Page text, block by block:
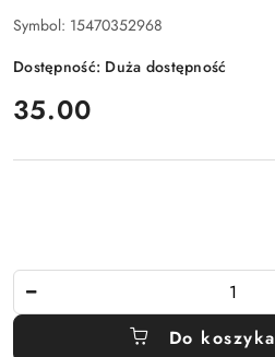
Symbol: 15470352968
Dostępność: Duża dostępność
cena:
35.00
Do koszyka